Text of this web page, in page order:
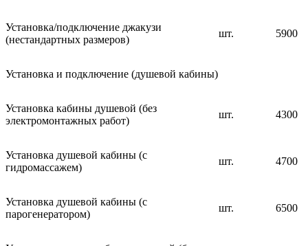
Установка/подключение джакузи
(нестандартных размеров)
шт. 5900
Установка и подключение (душевой кабины)
Установка кабины душевой (без
электромонтажных работ)
шт. 4300
Установка душевой кабины (с
гидромассажем)
шт. 4700
Установка душевой кабины (с
парогенератором)
шт. 6500